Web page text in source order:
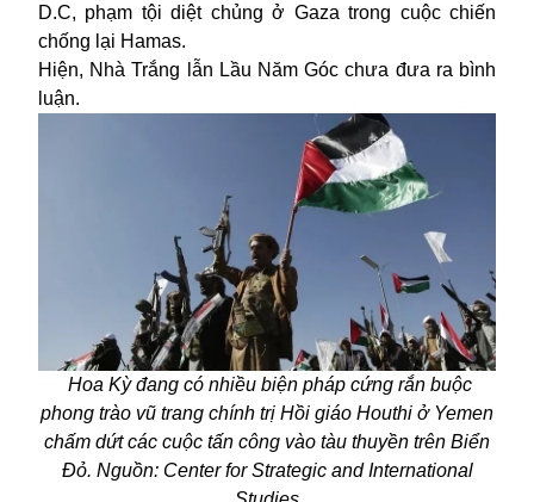
D.C, phạm tội diệt chủng ở Gaza trong cuộc chiến
chống lại Hamas.
Hiện, Nhà Trắng lẫn Lầu Năm Góc chưa đưa ra bình
luận.
Hoa Kỳ đang có nhiều biện pháp cứng rắn buộc
phong trào vũ trang chính trị Hồi giáo Houthi ở Yemen
chấm dứt các cuộc tấn công vào tàu thuyền trên Biển
Đỏ. Nguồn: Center for Strategic and International